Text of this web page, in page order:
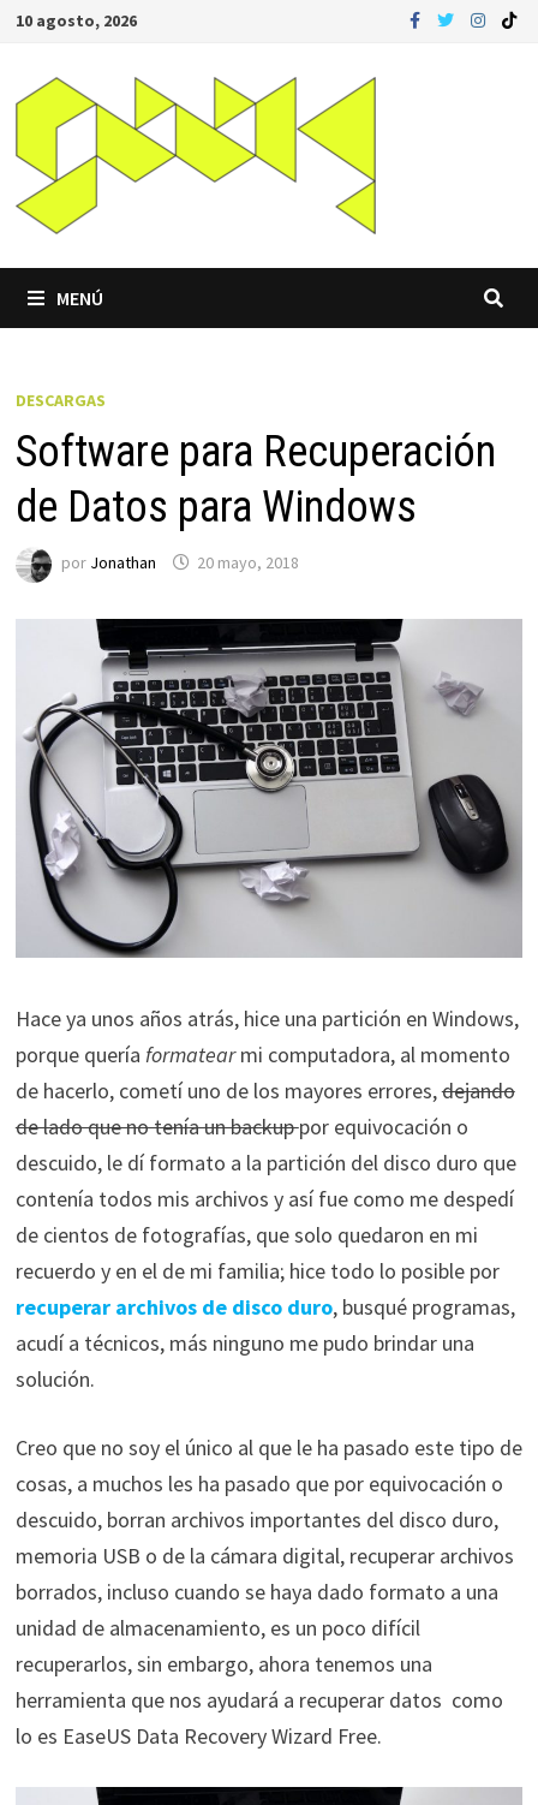
Saltar
contenido
10 agosto, 2026
MENÚ
DESCARGAS
Software para Recuperación
de Datos para Windows
por Jonathan 20 mayo, 2018
Hace ya unos años atrás, hice una partición en Windows,
porque quería formatearmi computadora, al momento
de hacerlo, cometí uno de los mayores errores,dejando
de lado que no tenía un backuppor equivocación o
descuido, le dí formato a la partición del disco duro que
contenía todos mis archivos y así fue como me despedí
de cientos de fotografías, que solo quedaron en mi
recuerdo y en el de mi familia; hice todo lo posible por
recuperar archivos de disco duro, busqué programas,
acudí a técnicos, más ninguno me pudo brindar una
solución.
Creo que no soy el único al que le ha pasado este tipo de
cosas, a muchos les ha pasado que por equivocación o
descuido, borran archivos importantes del disco duro,
memoria USB o de la cámara digital, recuperar archivos
borrados, incluso cuando se haya dado formato a una
unidad de almacenamiento, es un poco difícil
recuperarlos, sin embargo, ahora tenemos una
herramienta que nos ayudará a recuperar datos como
lo es EaseUS Data Recovery Wizard Free.